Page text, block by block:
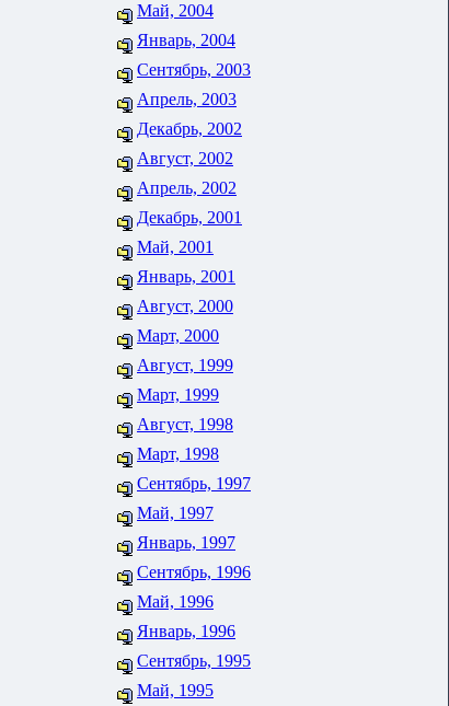
Май, 2004
Январь, 2004
Сентябрь, 2003
Апрель, 2003
Декабрь, 2002
Август, 2002
Апрель, 2002
Декабрь, 2001
Май, 2001
Январь, 2001
Август, 2000
Март, 2000
Август, 1999
Март, 1999
Август, 1998
Март, 1998
Сентябрь, 1997
Май, 1997
Январь, 1997
Сентябрь, 1996
Май, 1996
Январь, 1996
Сентябрь, 1995
Май, 1995